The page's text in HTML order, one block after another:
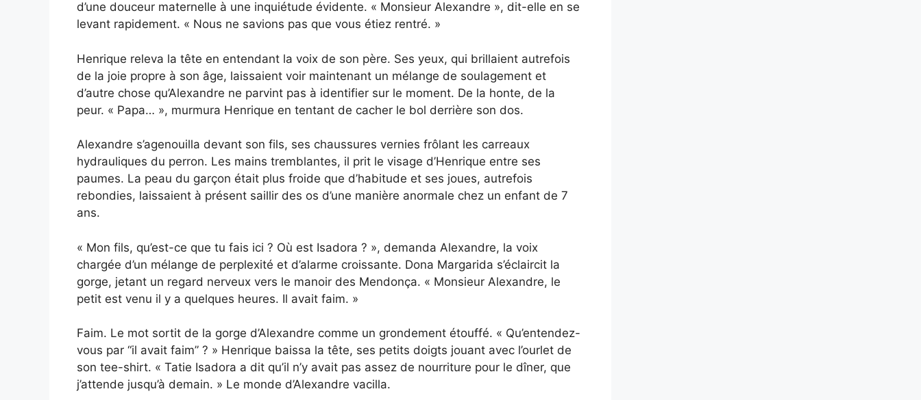
d’une douceur maternelle à une inquiétude évidente. « Monsieur Alexandre », dit-elle en se
levant rapidement. « Nous ne savions pas que vous étiez rentré. »
Henrique releva la tête en entendant la voix de son père. Ses yeux, qui brillaient autrefois
de la joie propre à son âge, laissaient voir maintenant un mélange de soulagement et
d’autre chose qu’Alexandre ne parvint pas à identifier sur le moment. De la honte, de la
peur. « Papa… », murmura Henrique en tentant de cacher le bol derrière son dos.
Alexandre s’agenouilla devant son fils, ses chaussures vernies frôlant les carreaux
hydrauliques du perron. Les mains tremblantes, il prit le visage d’Henrique entre ses
paumes. La peau du garçon était plus froide que d’habitude et ses joues, autrefois
rebondies, laissaient à présent saillir des os d’une manière anormale chez un enfant de 7
ans.
« Mon fils, qu’est-ce que tu fais ici ? Où est Isadora ? », demanda Alexandre, la voix
chargée d’un mélange de perplexité et d’alarme croissante. Dona Margarida s’éclaircit la
gorge, jetant un regard nerveux vers le manoir des Mendonça. « Monsieur Alexandre, le
petit est venu il y a quelques heures. Il avait faim. »
Faim. Le mot sortit de la gorge d’Alexandre comme un grondement étouffé. « Qu’entendez-
vous par “il avait faim” ? » Henrique baissa la tête, ses petits doigts jouant avec l’ourlet de
son tee-shirt. « Tatie Isadora a dit qu’il n’y avait pas assez de nourriture pour le dîner, que
j’attende jusqu’à demain. » Le monde d’Alexandre vacilla.